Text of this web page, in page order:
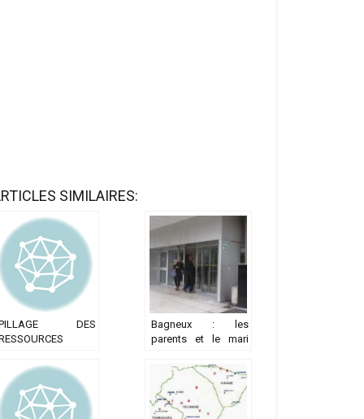
SIMILAIRES:
DES
SÉNÉGALAISES:
ActionAid enfonce
les navires
européens
Bagneux : les
parents et le mari
acquittés